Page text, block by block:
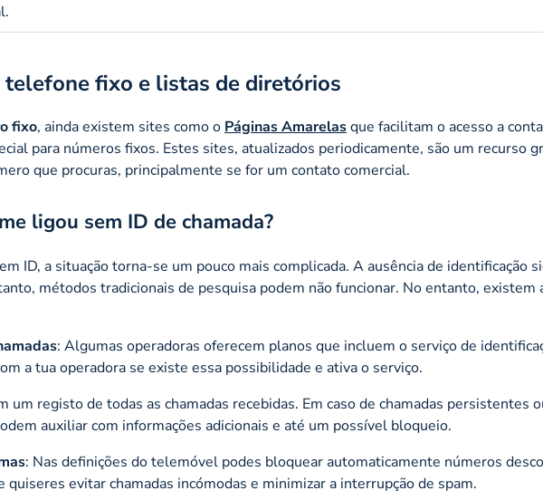
fixo e listas de diretórios
fixo, ainda existem sites como o Páginas Amarelasque facilitam o acesso a
para números fixos. Estes sites, atualizados periodicamente, são um recurso
que procuras, principalmente se for um contato comercial.
ligou sem ID de chamada?
ID, a situação torna-se um pouco mais complicada. A ausência de identificação
métodos tradicionais de pesquisa podem não funcionar. No entanto, existem
: Algumas operadoras oferecem planos que incluem o serviço de
a tua operadora se existe essa possibilidade e ativa o serviço.
um registo de todas as chamadas recebidas. Em caso de chamadas persistentes
auxiliar com informações adicionais e até um possível bloqueio.
: Nas definições do telemóvel podes bloquear automaticamente números
quiseres evitar chamadas incómodas e minimizar a interrupção de spam.